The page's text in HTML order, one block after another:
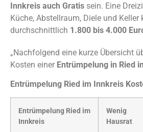
Innkreis auch Gratis sein. Eine
Küche, Abstellraum, Diele und Keller
durchschnittlich 1.800 bis 4.000
„Nachfolgend eine kurze Übersicht
Kosten einer Entrümpelung in Ried
Entrümpelung Ried im Innkreis
Entrümpelung Ried im
Innkreis
Wenig
Hausrat